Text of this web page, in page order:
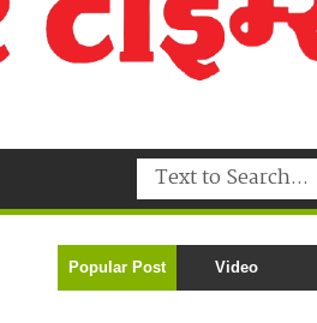
Popular Post Video